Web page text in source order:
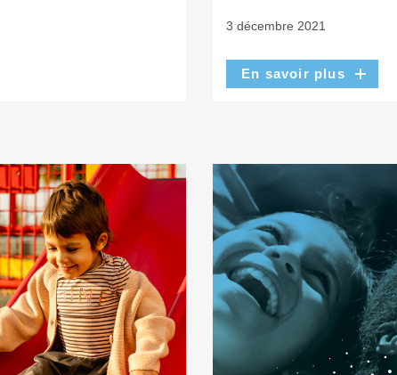
3 décembre 2021
En savoir plus